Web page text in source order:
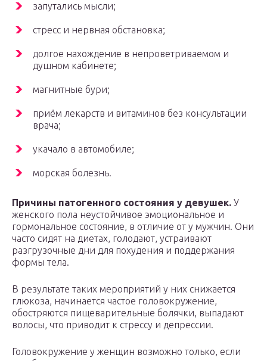
запутались мысли;
стресс и нервная обстановка;
долгое нахождение в непроветриваемом и
душном кабинете;
магнитные бури;
приём лекарств и витаминов без консультации
врача;
укачало в автомобиле;
морская болезнь.
Причины патогенного состояния у девушек. У
женского пола неустойчивое эмоциональное и
гормональное состояние, в отличие от у мужчин. Они
часто сидят на диетах, голодают, устраивают
разгрузочные дни для похудения и поддержания
формы тела.
В результате таких мероприятий у них снижается
глюкоза, начинается частое головокружение,
обостряются пищеварительные болячки, выпадают
волосы, что приводит к стрессу и депрессии.
Головокружение у женщин возможно только, если